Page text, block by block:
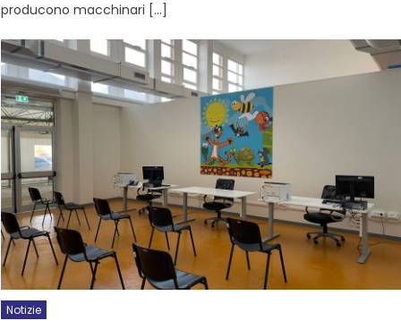
producono macchinari […]
Notizie